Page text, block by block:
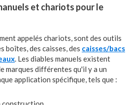
et chariots pour le
appelés chariots, sont des outils
boîtes, des caisses, des caisses/bacs
. Les diables manuels existent
marques différentes qu'il y a un
application spécifique, tels que :